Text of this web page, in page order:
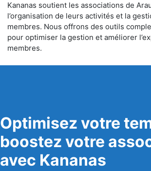
Kananas soutient les associations de
l’organisation de leurs activités et la
membres. Nous offrons des outils
pour optimiser la gestion et améliorer
membres.
Optimisez votre
boostez votre
avec Kananas